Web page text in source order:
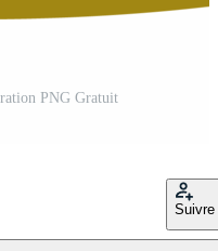
PNG Gratuit
Suivre